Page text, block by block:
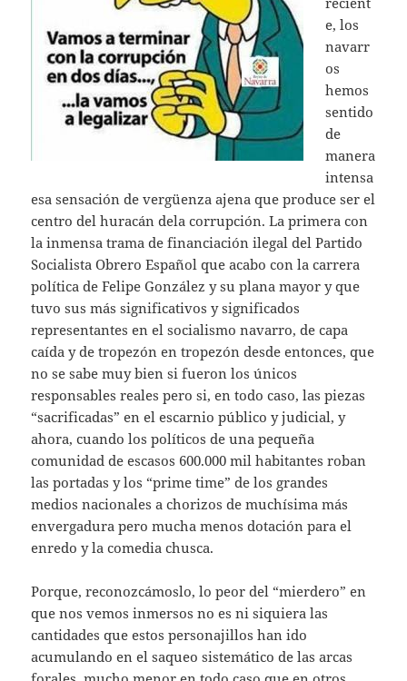
e, los
navarr
os
hemos
sentido
de
manera
intensa
esa sensación de vergüenza ajena que produce ser el
centro del huracán dela corrupción. La primera con
la inmensa trama de financiación ilegal del Partido
Socialista Obrero Español que acabo con la carrera
política de Felipe González y su plana mayor y que
tuvo sus más significativos y significados
representantes en el socialismo navarro, de capa
caída y de tropezón en tropezón desde entonces, que
no se sabe muy bien si fueron los únicos
responsables reales pero si, en todo caso, las piezas
“sacrificadas” en el escarnio público y judicial, y
ahora, cuando los políticos de una pequeña
comunidad de escasos 600.000 mil habitantes roban
las portadas y los “prime time” de los grandes
medios nacionales a chorizos de muchísima más
envergadura pero mucha menos dotación para el
enredo y la comedia chusca.
Porque, reconozcámoslo, lo peor del “mierdero” en
que nos vemos inmersos no es ni siquiera las
cantidades que estos personajillos han ido
acumulando en el saqueo sistemático de las arcas